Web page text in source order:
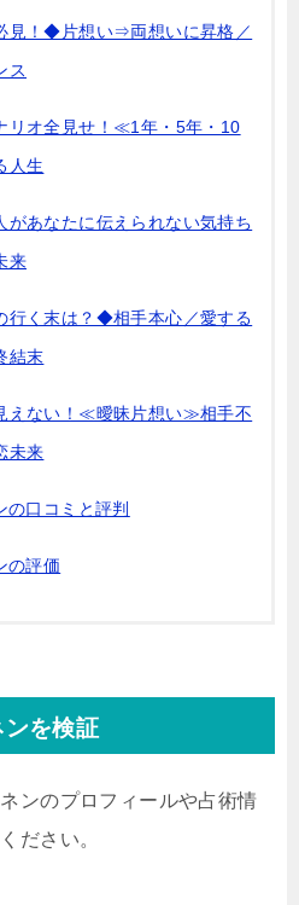
見！◆片想い⇒両想いに昇格／
ス
リオ全見せ！≪1年・5年・10
人生
あなたに伝えられない気持ち
来
行く末は？◆相手本心／愛する
結末
ない！≪曖昧片想い≫相手不
未来
の口コミと評判
の評価
を検証
ンのプロフィールや占術情
ださい。